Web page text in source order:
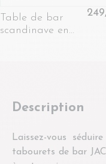
Table de bar
scandinave en
Description
Laissez-vous
tabourets de bar